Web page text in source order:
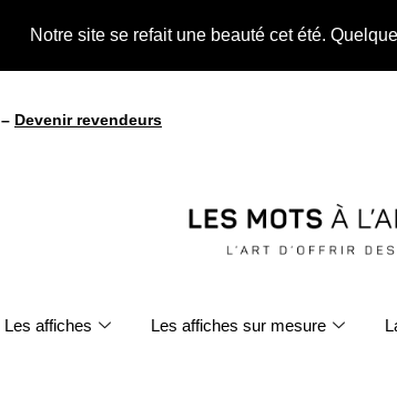
Notre site se refait une beauté cet été.
– Devenir revendeurs
Les affiches Les affiches sur mesure